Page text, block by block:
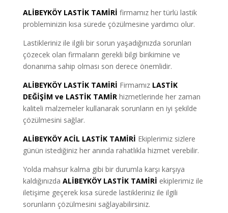
ALİBEYKÖY LASTİK TAMİRİ firmamız her türlü lastik
probleminizin kısa sürede çözülmesine yardımcı olur.
Lastikleriniz ile ilgili bir sorun yaşadığınızda sorunları
çözecek olan firmaların gerekli bilgi birikimine ve
donanıma sahip olması son derece önemlidir.
ALİBEYKÖY LASTİK TAMİRİ Firmamız LASTİK
DEĞİŞİM ve LASTİK TAMİRhizmetlerinde her zaman
kaliteli malzemeler kullanarak sorunların en iyi şekilde
çözülmesini sağlar.
ALİBEYKÖY ACİL LASTİK TAMİRİ Ekiplerimiz sizlere
günün istediğiniz her anında rahatlıkla hizmet verebilir.
Yolda mahsur kalma gibi bir durumla karşı karşıya
kaldığınızda ALİBEYKÖY LASTİK TAMİRİ ekiplerimiz ile
iletişime geçerek kısa sürede lastikleriniz ile ilgili
sorunların çözülmesini sağlayabilirsiniz.